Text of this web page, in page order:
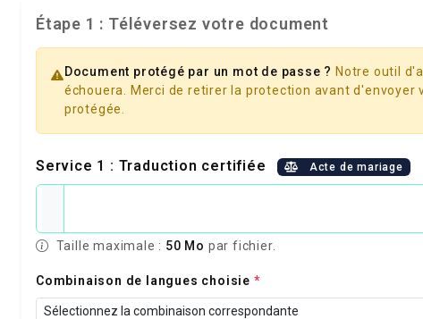
Étape 1 : Téléversez votre document
Document protégé par un mot de passe ? Notre outil
échouera. Merci de retirer la protection avant d'envoyer
protégée.
Service 1 : Traduction certifiée Acte de mariage
Taille maximale : 50 Mo par fichier.
Combinaison de langues choisie *